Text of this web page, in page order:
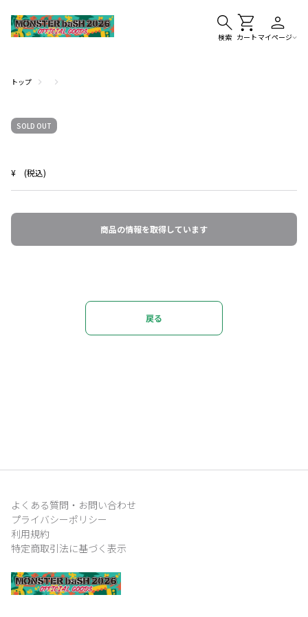
検索 カート マイページ
トップ
SOLD OUT
¥ (税込)
商品の情報を取得しています
戻る
よくある質問・お問い合わせ
プライバシーポリシー
利用規約
特定商取引法に基づく表示